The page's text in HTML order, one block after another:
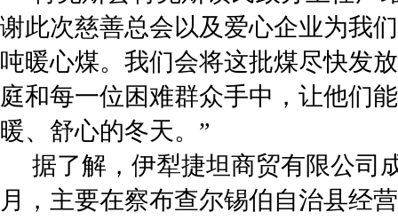
谢此次慈善总会以及爱心企业为我
吨暖心煤。我们会将这批煤尽快发
庭和每一位困难群众手中，让他们
暖、舒心的冬天。”
据了解，伊犁捷坦商贸有限公司
月，主要在察布查尔锡伯自治县经